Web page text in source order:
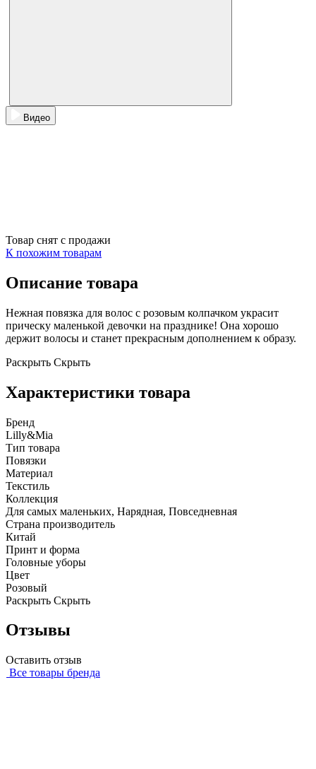
Видео
Товар снят с продажи
К похожим товарам
Описание товара
Нежная повязка для волос с розовым колпачком украсит
прическу маленькой девочки на празднике! Она хорошо
держит волосы и станет прекрасным дополнением к образу.
Раскрыть Скрыть
Характеристики товара
Бренд
Lilly&Mia
Тип товара
Повязки
Материал
Текстиль
Коллекция
Для самых маленьких, Нарядная, Повседневная
Страна производитель
Китай
Принт и форма
Головные уборы
Цвет
Розовый
Раскрыть Скрыть
Отзывы
Оставить отзыв
Все товары бренда